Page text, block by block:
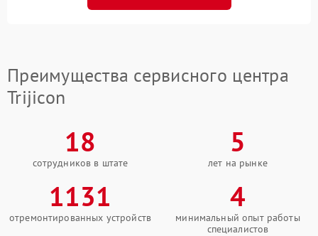
Преимущества сервисного центра
Trijicon
18
сотрудников в штате
5
лет на рынке
1131
отремонтированных устройств
4
минимальный опыт работы
специалистов